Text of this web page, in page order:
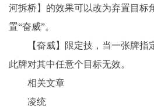
河拆桥】的效果可以改为弃置目标
置“奋威”。
【奋威】限定技，当一张牌
此牌对其中任意个目标无效。
相关文章
凌统